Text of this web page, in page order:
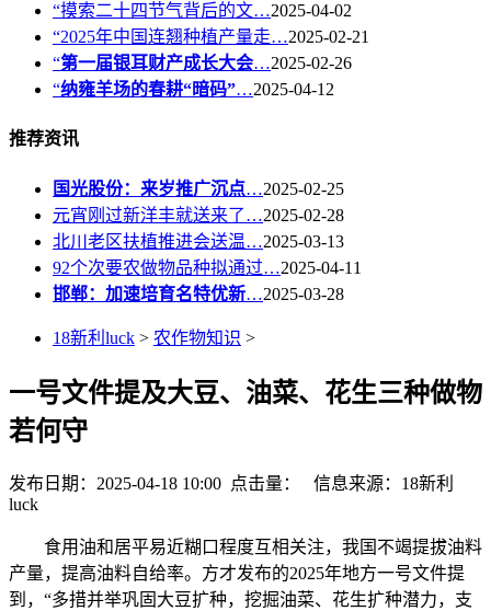
“摸索二十四节气背后的文…2025-04-02
“2025年中国连翘种植产量走…2025-02-21
“第一届银耳财产成长大会…2025-02-26
“纳雍羊场的春耕“暗码”…2025-04-12
推荐资讯
国光股份：来岁推广沉点…2025-02-25
元宵刚过新洋丰就送来了…2025-02-28
北川老区扶植推进会送温…2025-03-13
92个次要农做物品种拟通过…2025-04-11
邯郸：加速培育名特优新…2025-03-28
18新利luck > 农作物知识 >
一号文件提及大豆、油菜、花生三种做物
若何守
发布日期：2025-04-18 10:00 点击量：
信息来源：18新利
luck
食用油和居平易近糊口程度互相关注，我国不竭提拔油料
产量，提高油料自给率。方才发布的2025年地方一号文件提
到，“多措并举巩固大豆扩种，挖掘油菜、花生扩种潜力，支